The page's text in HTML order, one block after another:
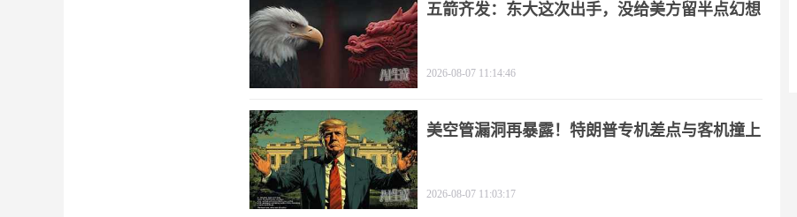
五箭齐发：东大这次出手，没给美方留半点幻想
2026-08-07 11:14:46
美空管漏洞再暴露！特朗普专机差点与客机撞上
2026-08-07 11:03:17